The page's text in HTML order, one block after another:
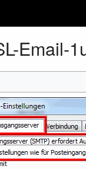
Email-